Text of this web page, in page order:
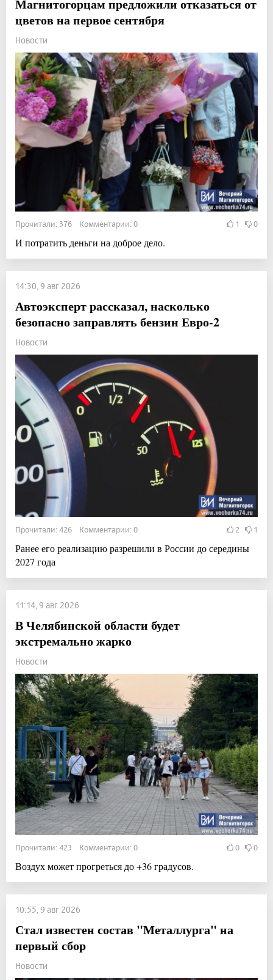
Магнитогорцам предложили отказаться от
цветов на первое сентября
Новости
Прочитали: 376 Комментарии: 0 1 0
И потратить деньги на доброе дело.
14:30, 9 авг 2026
Автоэксперт рассказал, насколько
безопасно заправлять бензин Евро-2
Новости
Прочитали: 426 Комментарии: 0 2 1
Ранее его реализацию разрешили в России до середины
2027 года
11:14, 9 авг 2026
В Челябинской области будет
экстремально жарко
Новости
Прочитали: 423 Комментарии: 0 0 0
Воздух может прогреться до +36 градусов.
10:55, 9 авг 2026
Стал известен состав "Металлурга" на
первый сбор
Новости